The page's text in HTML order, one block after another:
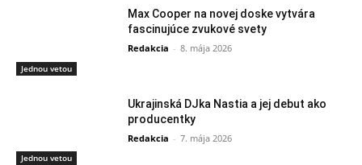
Jednou vetou
Max Cooper na novej doske vytvára
fascinujúce zvukové svety
Redakcia - 8. mája 2026
Jednou vetou
Ukrajinská DJka Nastia a jej debut ako
producentky
Redakcia - 7. mája 2026